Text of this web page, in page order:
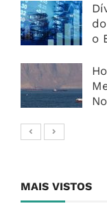
o
MAIS VISTOS